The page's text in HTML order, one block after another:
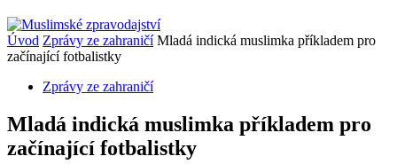
Úvod Zprávy ze zahraničí Mladá indická muslimka příkladem pro
začínající fotbalistky
Zprávy ze zahraničí
Mladá indická muslimka příkladem pro
začínající fotbalistky